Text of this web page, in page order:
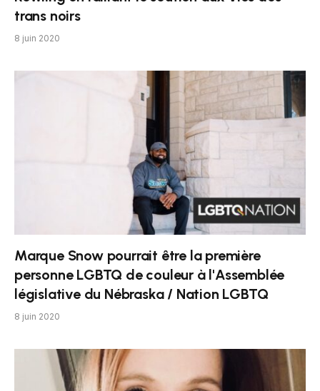
trans noirs
8 juin 2020
Marque Snow pourrait être la première
personne LGBTQ de couleur à l'Assemblée
législative du Nébraska / Nation LGBTQ
8 juin 2020